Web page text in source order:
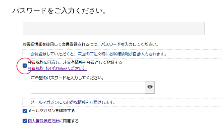
パスワードをご入力ください。